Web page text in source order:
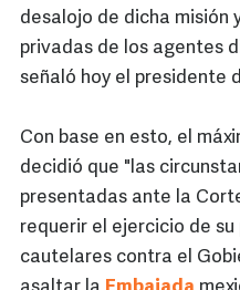
desalojo de dicha misión
privadas de los agentes
señaló hoy el presidente
Con base en esto, el
decidió que "las
presentadas ante la
requerir el ejercicio de
cautelares contra el